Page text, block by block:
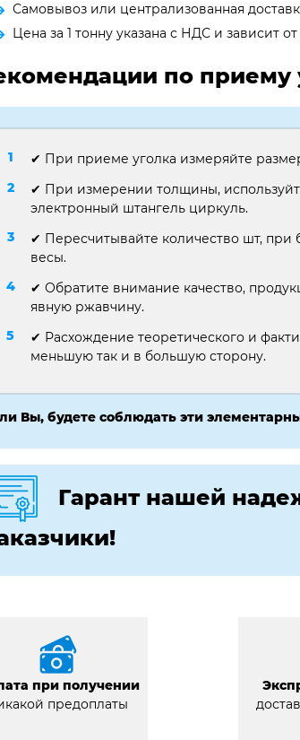
Самовывоз или централизованная
Цена за 1 тонну указана с НДС и зависит
по приему
✔ При приеме уголка измеряйте
✔ При измерении толщины,
электронный штангель циркуль.
✔ Пересчитывайте количество шт,
весы.
✔ Обратите внимание качество,
явную ржавчину.
✔ Расхождение теоретического и
меньшую так и в большую сторону.
Вы, будете соблюдать эти
Гарант нашей
при получении
предоплаты